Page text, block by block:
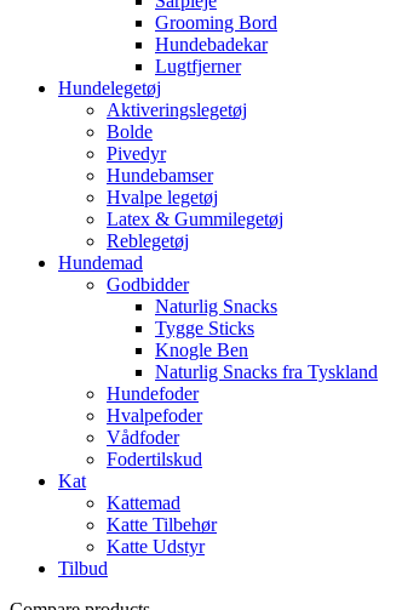
Grooming Bord
Hundebadekar
Lugtfjerner
Hundelegetøj
Aktiveringslegetøj
Bolde
Pivedyr
Hundebamser
Hvalpe legetøj
Latex & Gummilegetøj
Reblegetøj
Hundemad
Godbidder
Naturlig Snacks
Tygge Sticks
Knogle Ben
Naturlig Snacks fra Tyskland
Hundefoder
Hvalpefoder
Vådfoder
Fodertilskud
Kat
Kattemad
Katte Tilbehør
Katte Udstyr
Tilbud